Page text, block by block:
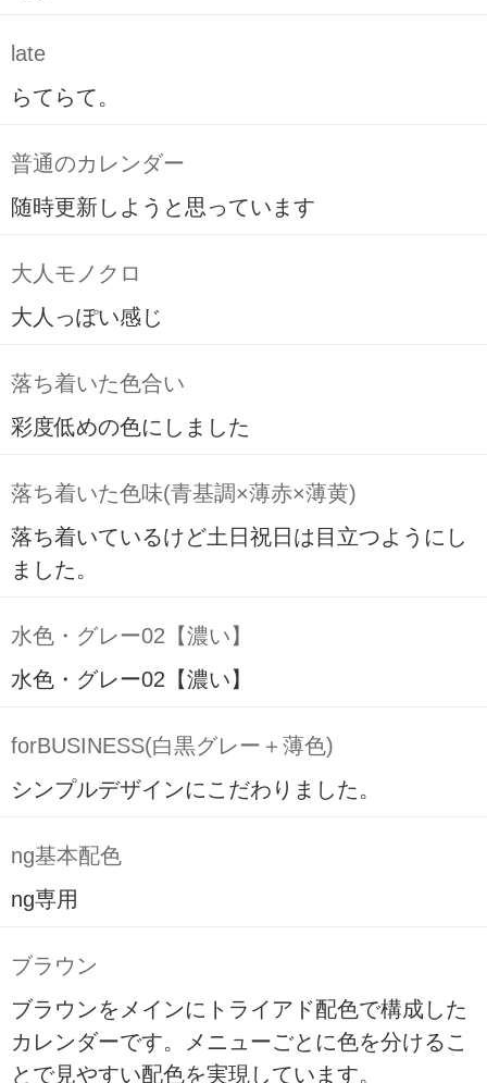
late
らてらて。
普通のカレンダー
随時更新しようと思っています
大人モノクロ
大人っぽい感じ
落ち着いた色合い
彩度低めの色にしました
落ち着いた色味(青基調×薄赤×薄黄)
落ち着いているけど土日祝日は目立つようにし
ました。
水色・グレー02【濃い】
水色・グレー02【濃い】
forBUSINESS(白黒グレー＋薄色)
シンプルデザインにこだわりました。
ng基本配色
ng専用
ブラウン
ブラウンをメインにトライアド配色で構成した
カレンダーです。メニューごとに色を分けるこ
とで見やすい配色を実現しています。